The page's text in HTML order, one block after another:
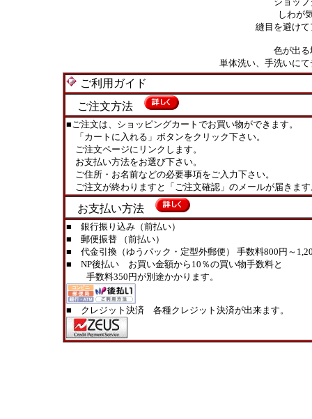
しわが
縫目を避け
色が出
単体洗い、手洗いに
ご利用ガイド
ご注文方法
■ご注文は、ショッピングカートでお買い物ができます。
「カートに入れる」ボタンをクリック下さい。
ご注文ページにリンクします。
お支払い方法をお選び下さい。
ご住所・お名前などの必要事項をご入力下さい。
ご注文が終わりますと「ご注文確認」のメールが届きま
お支払い方法
■ 銀行振り込み（前払い）
■ 郵便振替 （前払い）
■ 代金引換（ゆうパック・定型外郵便） 手数料800円～
■ NP後払い お買い金額から10％の買い物手数料と
手数料350円が別途かかります。
■ クレジット決済 各種クレジット決済が出来ます。